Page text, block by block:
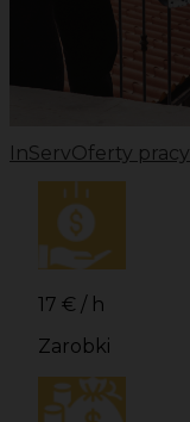
InServOferty pracy
17 € / h
Zarobki